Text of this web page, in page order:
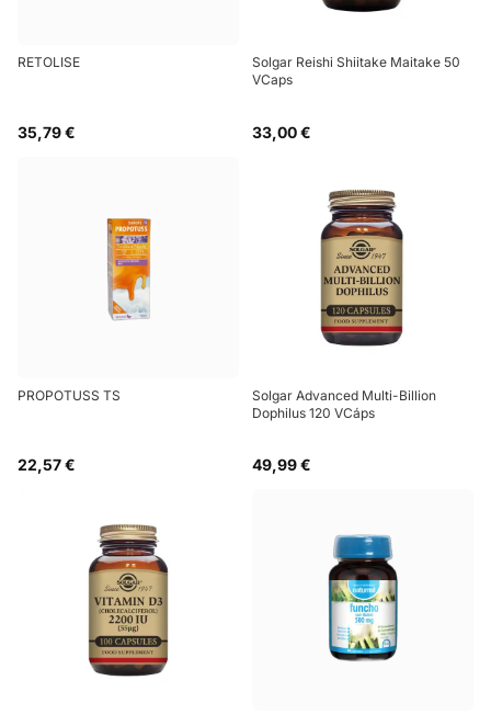
RETOLISE
35,79 €
Solgar Reishi Shiitake Maitake 50
VCaps
33,00 €
PROPOTUSS TS
22,57 €
Solgar Advanced Multi-Billion
Dophilus 120 VCáps
49,99 €